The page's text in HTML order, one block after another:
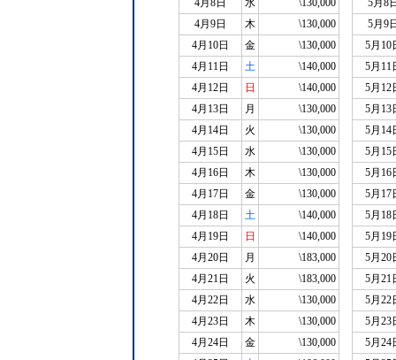
4月8日
水
\130,000
4月9日
木
\130,000
4月10日
金
\130,000
4月11日
土
\140,000
4月12日
日
\140,000
4月13日
月
\130,000
4月14日
火
\130,000
4月15日
水
\130,000
4月16日
木
\130,000
4月17日
金
\130,000
4月18日
土
\140,000
4月19日
日
\140,000
4月20日
月
\183,000
4月21日
火
\183,000
4月22日
水
\130,000
4月23日
木
\130,000
4月24日
金
\130,000
5月8
5月9
5月10
5月11
5月12
5月13
5月14
5月15
5月16
5月17
5月18
5月19
5月20
5月21
5月22
5月23
5月24